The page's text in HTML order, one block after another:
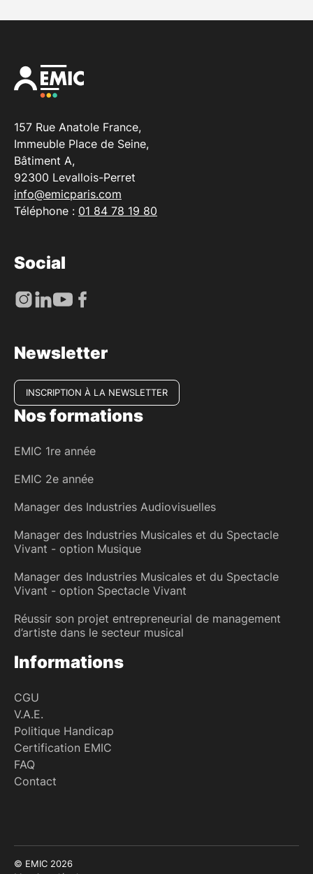
157 Rue Anatole France,
Immeuble Place de Seine,
Bâtiment A,
92300 Levallois-Perret
info@emicparis.com
Téléphone : 01 84 78 19 80
Social
Newsletter
INSCRIPTION À LA NEWSLETTER
Nos formations
EMIC 1re année
EMIC 2e année
Manager des Industries Audiovisuelles
Manager des Industries Musicales et du Spectacle
Vivant - option Musique
Manager des Industries Musicales et du Spectacle
Vivant - option Spectacle Vivant
Réussir son projet entrepreneurial de management
d’artiste dans le secteur musical
Informations
CGU
V.A.E.
Politique Handicap
Certification EMIC
FAQ
Contact
© EMIC 2026